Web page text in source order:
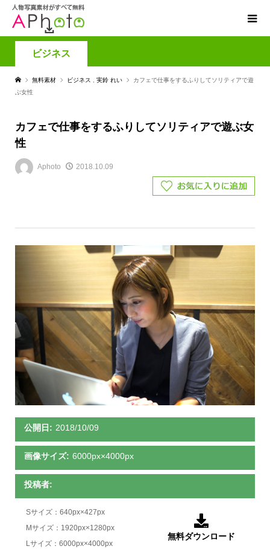
ビジネス
無料素材 ビジネス 実鈴 れい
カフェで仕事をするふりしてソリティアで遊
ぶ女性
カフェで仕事をするふりしてソリティアで遊ぶ女
性
Aphoto 2018.10.09
公開日: 2018/10/09
画像サイズ: 6000px×4000px
投稿者:
Sサイズ：640px×427px
Mサイズ：1920px×1280px
Lサイズ：6000px×4000px

無料ダウンロード